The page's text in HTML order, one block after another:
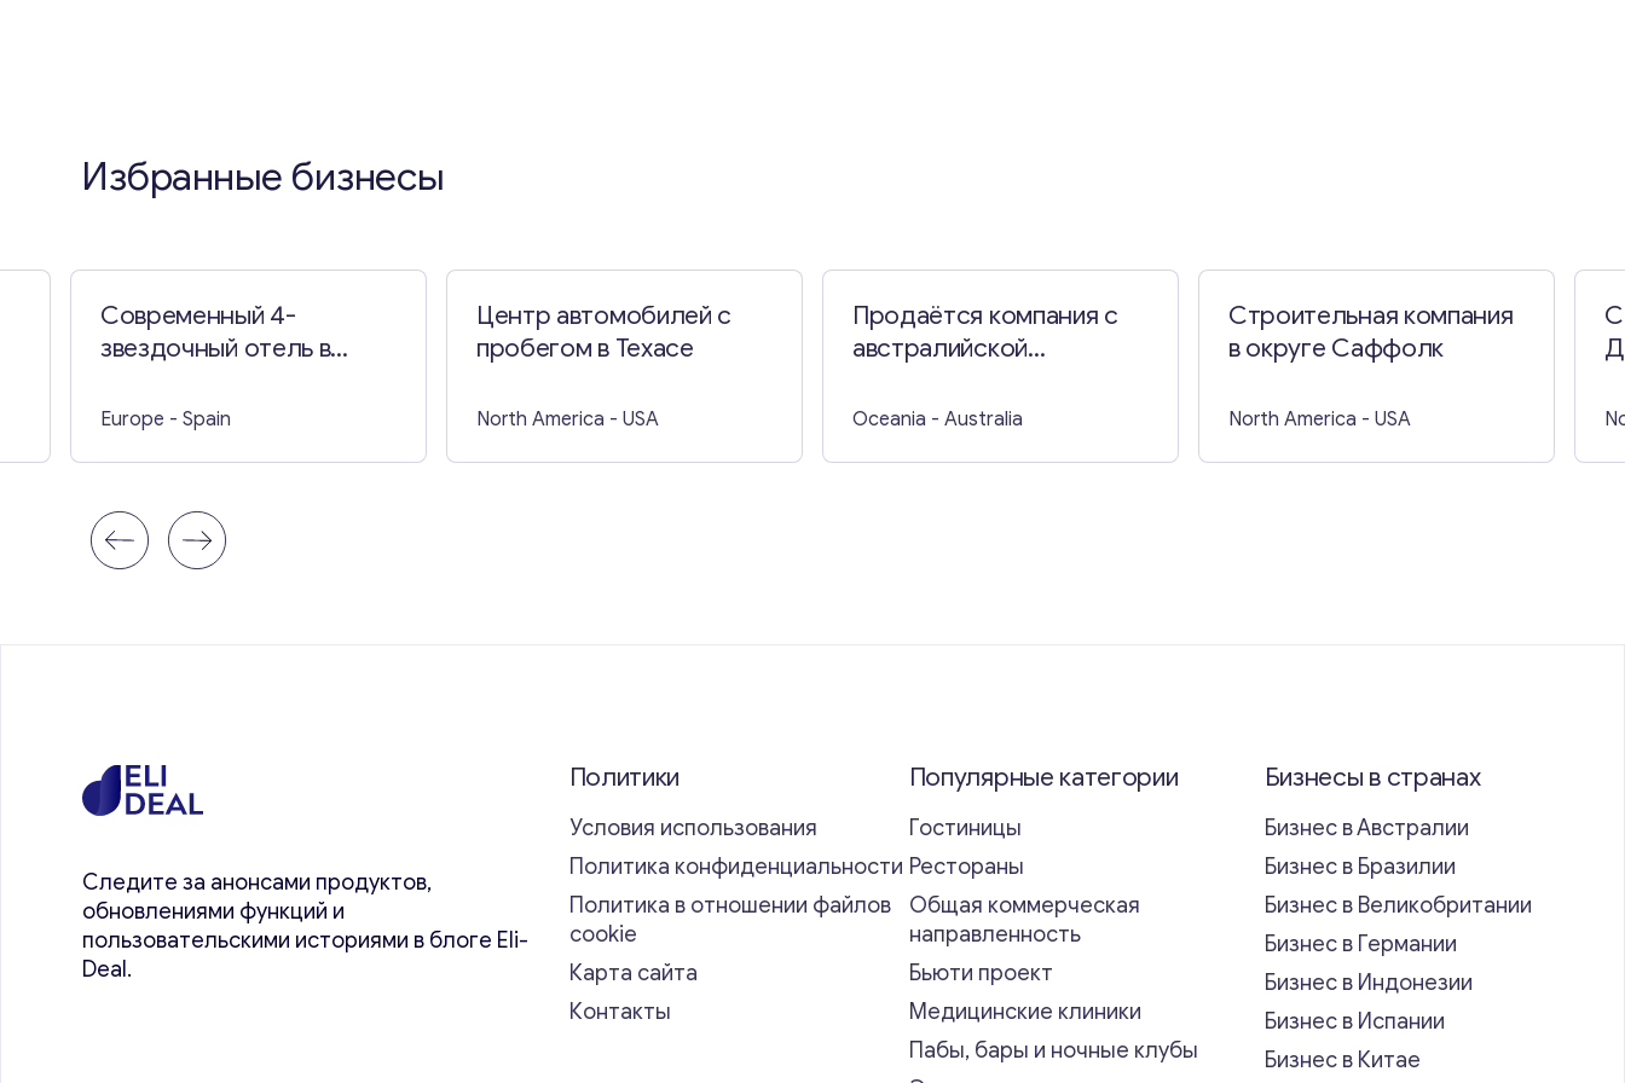
Избранные бизнесы
Современный 4-
звездочный отель в
Europe - Spain
Центр автомобилей с
пробегом в Техасе
North America - USA
Продаётся компания с
австралийской
финансовых услуг (AFSL)
Oceania - Australia
Строительная компания
в округе Саффолк
North America - USA
Следите за анонсами продуктов,
обновлениями функций и
пользовательскими историями в блоге Eli-
Deal.
Политики
Условия использования
Политика конфиденциальности
Политика в отношении файлов
cookie
Карта сайта
Контакты
Популярные категории
Гостиницы
Рестораны
Общая коммерческая
направленность
Бьюти проект
Медицинские клиники
Пабы, бары и ночные клубы
Бизнесы в странах
Бизнес в Австралии
Бизнес в Бразилии
Бизнес в Великобритании
Бизнес в Германии
Бизнес в Индонезии
Бизнес в Испании
Бизнес в Китае